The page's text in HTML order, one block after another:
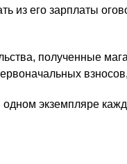
из его зарплаты
полученные
экземпляре